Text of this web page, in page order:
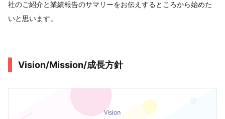
社のご紹介と業績報告のサマリーをお伝えするところから始めた
いと思います。
Vision/Mission/成長方針